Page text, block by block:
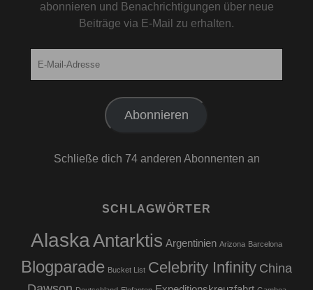
abonnieren und Benachrichtigungen über neue
Beiträge via E-Mail zu erhalten.
Abonnieren
Schließe dich 74 anderen Abonnenten an
SCHLAGWÖRTER
AlaskaAntarktis Argentinien Arizona Barcelona
Blogparade Bucket List Celebrity Infinity China